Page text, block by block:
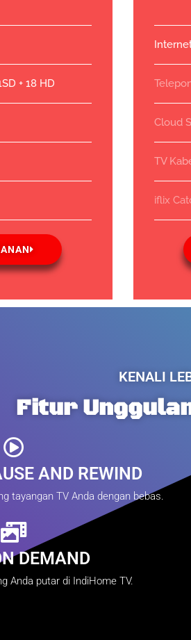
+ 18 HD
Cloud
TV
iflix
KENALI
Fitur
AND REWIND
tayangan TV Anda dengan bebas.
DEMAND
Anda putar di IndiHome TV.